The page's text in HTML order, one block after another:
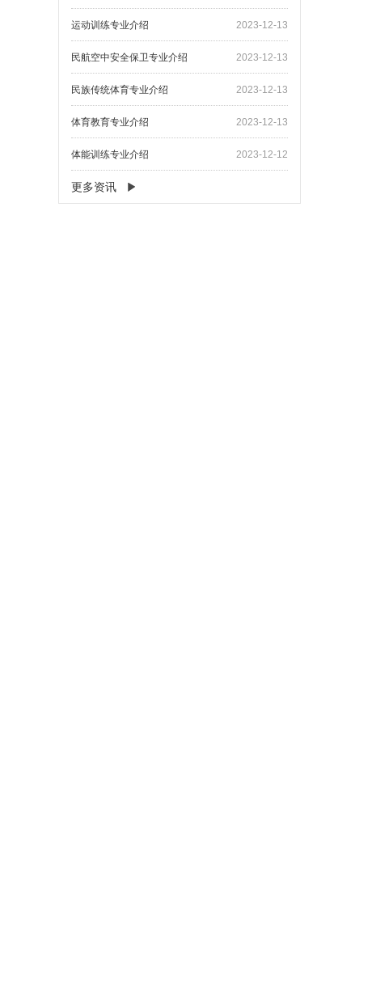
2023-12-13
​运动训练专业介绍
2023-12-13
​民航空中安全保卫专业介绍
2023-12-13
民族传统体育专业介绍
2023-12-13
体育教育专业介绍
2023-12-12
体能训练专业介绍
更多资讯